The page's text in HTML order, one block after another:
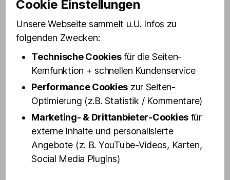
fühlten sich an wie »Döner-Spieß auf
Hacken mit Gleichgewichtsstörungen«.
Mittlerweile ist Vanity Trash eine Drag-
Ikone auf St. Pauli.
Mit spitzer Zunge und derbem Humor
erklärt euch unsere Kiez-Wuchtbrumme
das Wichtigste, was ihr über St. Pauli und
die Reeperbahn wissen müsst, zeigt euch
die interessantesten Sehenswürdigkeiten
und gibt Insider-Einblicke in die
außergewöhnlichen Welten zwischen
Cookie Einstellungen
Unsere Webseite sammelt u.U. Infos zu
folgenden Zwecken:
Technische Cookiesfür die Seiten-
Kernfunktion + schnellen Kundenservice
Performance Cookies zur Seiten-
Optimierung (z.B. Statistik / Kommentare)
Marketing- & Drittanbieter-Cookies für
externe Inhalte und personalisierte
Angebote (z. B. YouTube-Videos, Karten,
Social Media Plugins)